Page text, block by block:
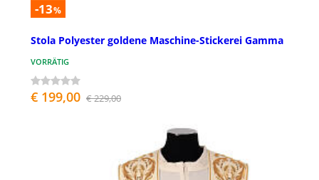
-13%
Stola Polyester goldene Maschine-Stickerei Gamma
VORRÄTIG
€ 199,00 € 229,00